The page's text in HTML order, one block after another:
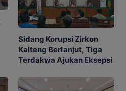
Sidang Korupsi Zirkon
Kalteng Berlanjut, Tiga
Terdakwa Ajukan Eksepsi